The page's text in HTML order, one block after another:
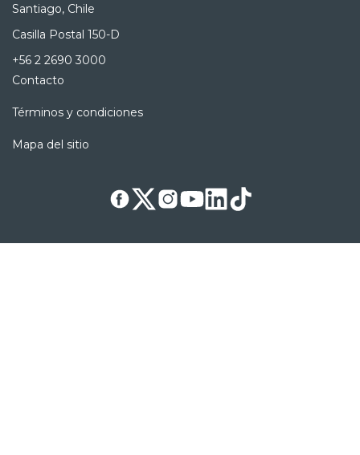
Santiago, Chile
Casilla Postal 150-D
+56 2 2690 3000
Contacto
Términos y condiciones
Mapa del sitio